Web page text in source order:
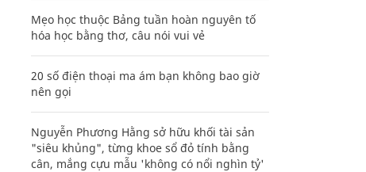
Mẹo học thuộc Bảng tuần hoàn nguyên tố
hóa học bằng thơ, câu nói vui vẻ
20 số điện thoại ma ám bạn không bao giờ
nên gọi
Nguyễn Phương Hằng sở hữu khối tài sản
"siêu khủng", từng khoe sổ đỏ tính bằng
cân, mắng cựu mẫu 'không có nổi nghìn tỷ'